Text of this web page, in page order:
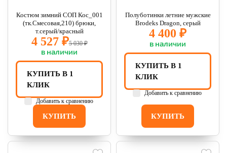
Костюм зимний СОП Кос_001
(тк.Смесовая,210) брюки,
т.серый/красный
4 527 ₽5 030 ₽
в наличии
КУПИТЬ
КУПИТЬ В 1
КЛИК
Добавить к сравнению
Полуботинки летние мужские
Brodeks Dragon, серый
4 400 ₽
в наличии
КУПИТЬ
КУПИТЬ В 1
КЛИК
Добавить к сравнению